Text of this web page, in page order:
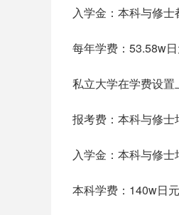
入学金：本科与修士
每年学费：53.58w日
私立大学在学费设置
报考费：本科与修士
入学金：本科与修士
本科学费：140w日